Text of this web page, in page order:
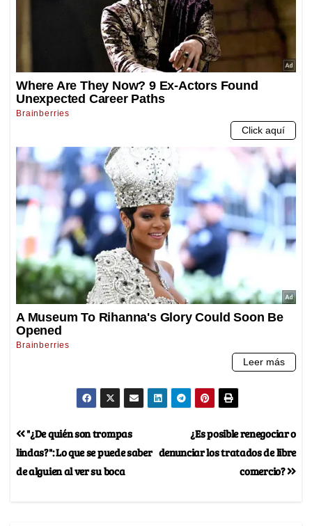
¿Es posible renegociar o
denunciar los tratados de libre
comercio?
"¿De quién son trompas
lindas?": Lo que se puede saber
de alguien al ver su boca